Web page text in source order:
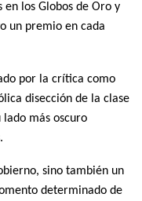
los Globos de Oro y
un premio en cada
por la crítica como
disección de la clase
más oscuro
sino también un
determinado de